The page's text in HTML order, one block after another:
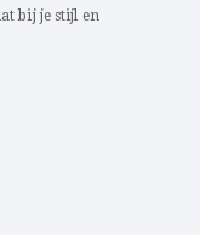
bij je stijl en